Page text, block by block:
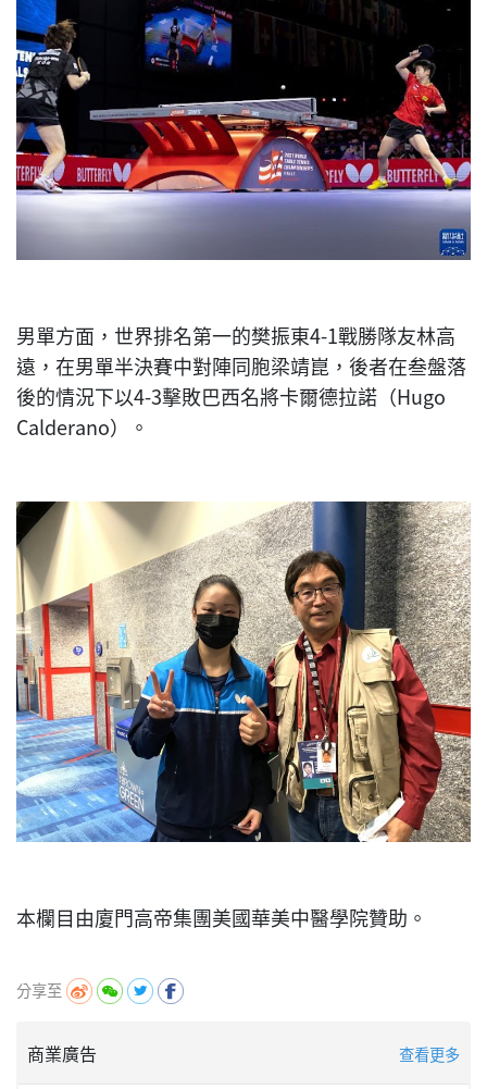
男單方面，世界排名第一的樊振東4-1戰勝隊友林高
遠，在男單半決賽中對陣同胞梁靖崑，後者在叁盤落
後的情況下以4-3擊敗巴西名將卡爾德拉諾（Hugo
Calderano）。
本欄目由廈門高帝集團美國華美中醫學院贊助。
分享至
商業廣告 查看更多